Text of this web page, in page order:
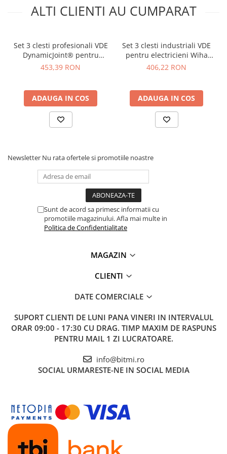
Material geanta: Poliester rezistent la uzura
Dimensiuni:215 x 163 x 45 mm
Greutate:0.580 kg
Vezi fisa tehnicaAICI
Ce contine cutia?
1x Geanta pentru protectie si organizare
6x Clesti de precizie pentru taiere si manipulare fina cu
ALTI CLIENTI AU CUMPARAT
Set 3 clesti profesionali VDE
DynamicJoint® pentru
electricieni Wiha 26852
453,39 RON
ADAUGA IN COS
Set 3 clesti industriali VDE
pentru electricieni Wiha
38637
406,22 RON
ADAUGA IN COS
Newsletter Nu rata ofertele si promotiile noastre
Sunt de acord sa primesc informatii cu
promotiile magazinului. Afla mai multe in
Politica de Confidentialitate
MAGAZIN
CLIENTI
DATE COMERCIALE
SUPORT CLIENTI DE LUNI PANA VINERI IN INTERVALUL
ORAR 09:00 - 17:30 CU DRAG. TIMP MAXIM DE RASPUNS
PENTRU MAIL 1 ZI LUCRATOARE.
info@bitmi.ro
SOCIAL URMARESTE-NE IN SOCIAL MEDIA